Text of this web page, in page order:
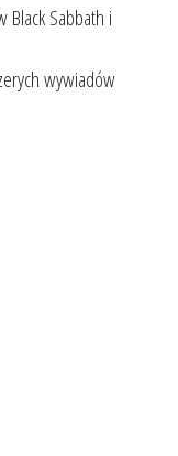
Black Sabbath i
wywiadów